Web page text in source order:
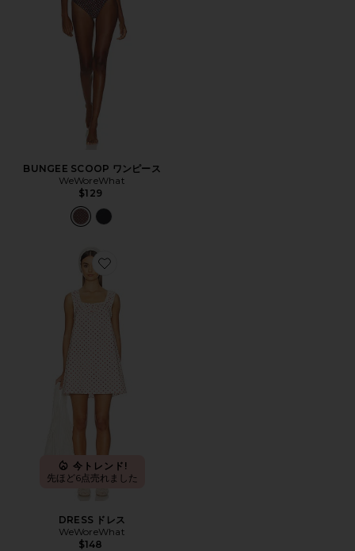
BUNGEE SCOOP ワンピース
WeWoreWhat
$129
Favorite DRESS ドレス
今トレンド!
先ほど6点売れました
DRESS ドレス
WeWoreWhat
$148